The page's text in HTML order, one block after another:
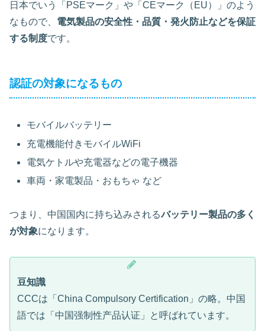
日本でいう「PSEマーク」や「CEマーク（EU）」のよう
なもので、 電気製品の安全性・品質・発火防止などを保証
する制度です。
認証の対象になるもの
モバイルバッテリー
充電機能付きモバイルWiFi
電気ケトルや充電器などの電子機器
車両・家電製品・おもちゃ など
つまり、中国国内に持ち込みされるバッテリー製品の多く
が対象になります。
豆知識
CCCは「China Compulsory Certification」の略。中国
語では「中国强制性产品认证」と呼ばれています。